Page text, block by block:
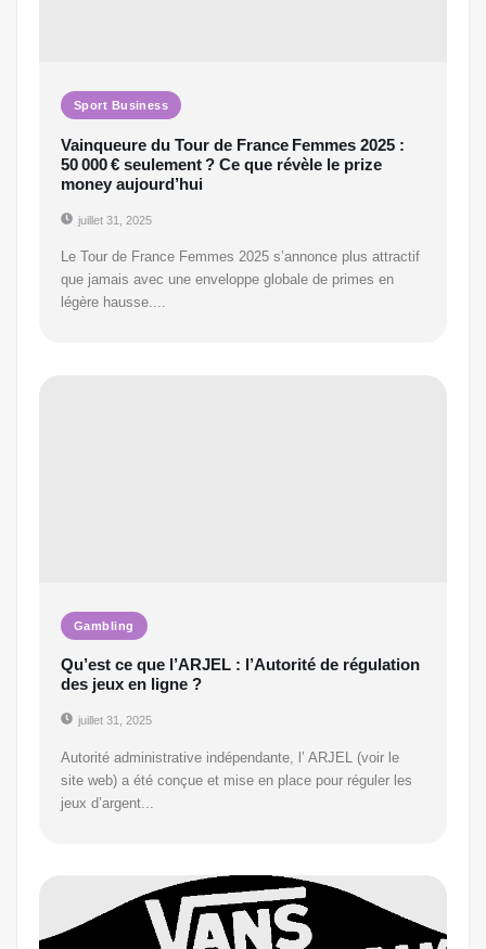
Sport Business
Vainqueure du Tour de France Femmes 2025 :
50 000 € seulement ? Ce que révèle le prize
money aujourd’hui
juillet 31, 2025
Le Tour de France Femmes 2025 s’annonce plus attractif
que jamais avec une enveloppe globale de primes en
légère hausse....
Gambling
Qu’est ce que l’ARJEL : l’Autorité de régulation
des jeux en ligne ?
juillet 31, 2025
Autorité administrative indépendante, l’ ARJEL (voir le
site web) a été conçue et mise en place pour réguler les
jeux d’argent...